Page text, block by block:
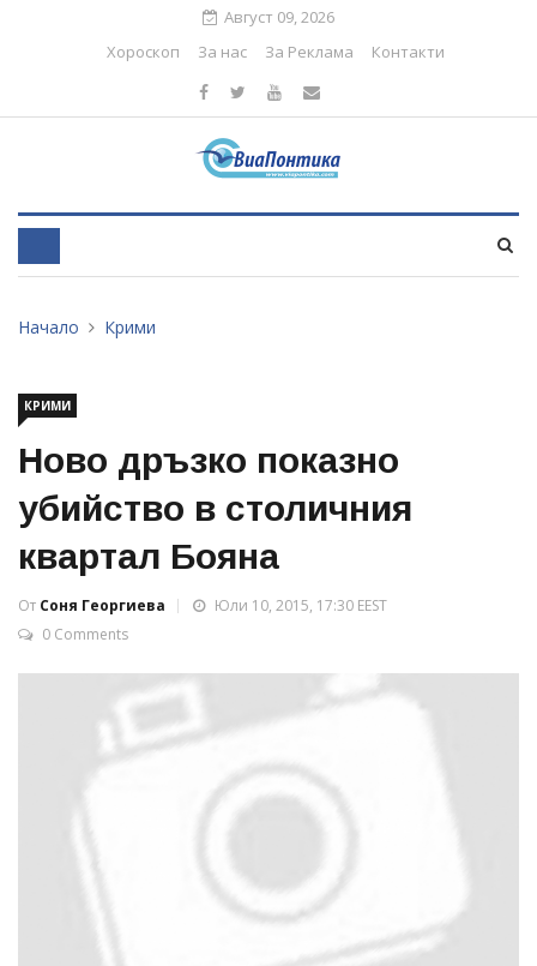
Август 09, 2026
Хороскоп
За нас За Реклама Контакти
Начало Крими
КРИМИ
Ново дръзко показно
убийство в столичния
квартал Бояна
От Соня Георгиева
Юли 10, 2015, 17:30 EEST
0 Comments